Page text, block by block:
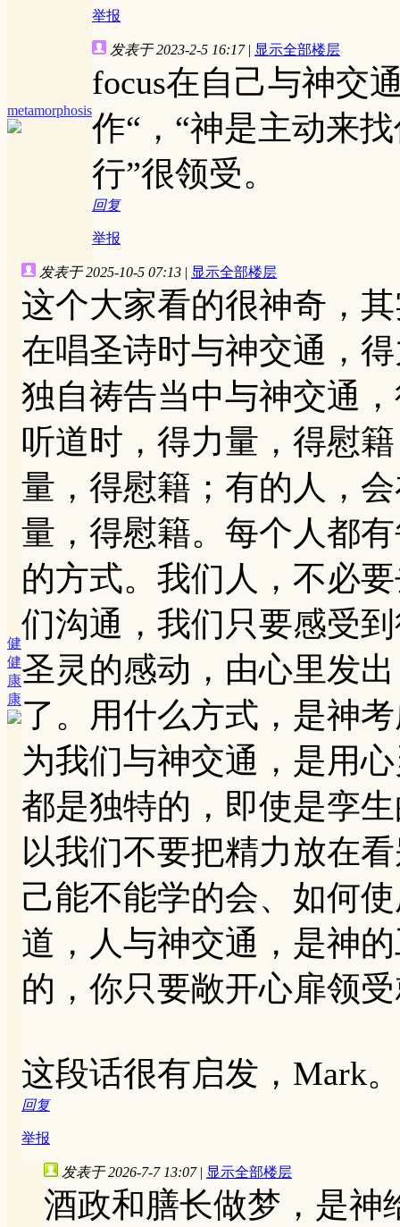
举报
metamorphosis
发表于 2023-2-5 16:17 | 显示全部楼层
focus在自己与神交
作“，“神是主动来
行”很领受。
回复
举报
健
健
康
康
发表于 2025-10-5 07:13 | 显示全部楼层
这个大家看的很神奇，
在唱圣诗时与神交通，
独自祷告当中与神交通
听道时，得力量，得慰
量，得慰籍；有的人，
量，得慰籍。每个人都
的方式。我们人，不必
们沟通，我们只要感受
圣灵的感动，由心里发
了。用什么方式，是神
为我们与神交通，是用
都是独特的，即使是孪
以我们不要把精力放在
己能不能学的会、如何
道，人与神交通，是神
的，你只要敞开心扉领
这段话很有启发，Mark。
回复
举报
发表于 2026-7-7 13:07 | 显示全部楼层
酒政和膳长做梦，是神